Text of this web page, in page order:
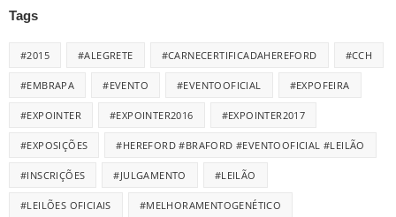
Tags
#2015 #ALEGRETE #CARNECERTIFICADAHEREFORD #CCH
#EMBRAPA #EVENTO #EVENTOOFICIAL #EXPOFEIRA
#EXPOINTER #EXPOINTER2016 #EXPOINTER2017
#EXPOSIÇÕES #HEREFORD #BRAFORD #EVENTOOFICIAL #LEILÃO
#INSCRIÇÕES #JULGAMENTO #LEILÃO
#LEILÕES OFICIAIS #MELHORAMENTOGENÉTICO